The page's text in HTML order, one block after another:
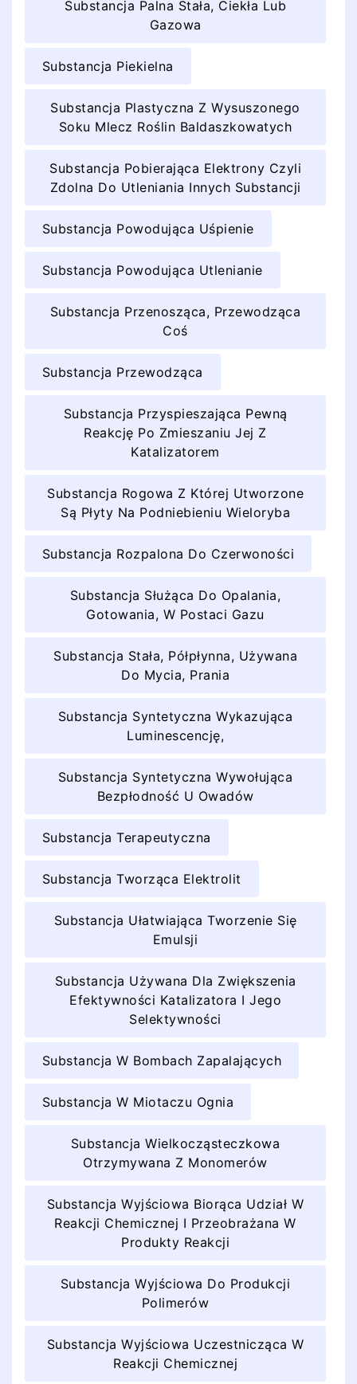
Substancja Palna Stała, Ciekła Lub
Gazowa
Substancja Piekielna
Substancja Plastyczna Z Wysuszonego
Soku Mlecz Roślin Baldaszkowatych
Substancja Pobierająca Elektrony Czyli
Zdolna Do Utleniania Innych Substancji
Substancja Powodująca Uśpienie
Substancja Powodująca Utlenianie
Substancja Przenosząca, Przewodząca
Coś
Substancja Przewodząca
Substancja Przyspieszająca Pewną
Reakcję Po Zmieszaniu Jej Z
Katalizatorem
Substancja Rogowa Z Której Utworzone
Są Płyty Na Podniebieniu Wieloryba
Substancja Rozpalona Do Czerwoności
Substancja Służąca Do Opalania,
Gotowania, W Postaci Gazu
Substancja Stała, Półpłynna, Używana
Do Mycia, Prania
Substancja Syntetyczna Wykazująca
Luminescencję,
Substancja Syntetyczna Wywołująca
Bezpłodność U Owadów
Substancja Terapeutyczna
Substancja Tworząca Elektrolit
Substancja Ułatwiająca Tworzenie Się
Emulsji
Substancja Używana Dla Zwiększenia
Efektywności Katalizatora I Jego
Selektywności
Substancja W Bombach Zapalających
Substancja W Miotaczu Ognia
Substancja Wielkocząsteczkowa
Otrzymywana Z Monomerów
Substancja Wyjściowa Biorąca Udział W
Reakcji Chemicznej I Przeobrażana W
Produkty Reakcji
Substancja Wyjściowa Do Produkcji
Polimerów
Substancja Wyjściowa Uczestnicząca W
Reakcji Chemicznej